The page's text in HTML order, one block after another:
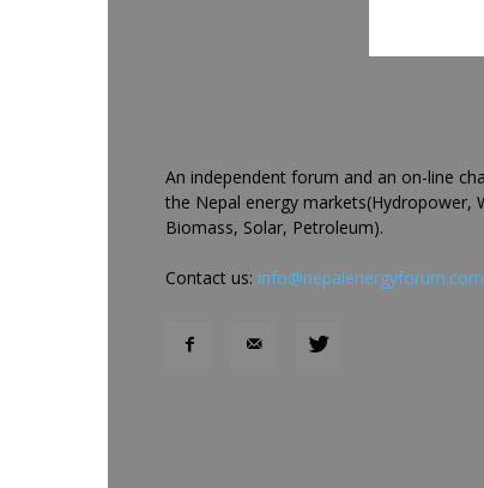
An independent forum and an on-line
the Nepal energy markets(Hydropower,
Biomass, Solar, Petroleum).
Contact us: info@nepalenergyforum.com